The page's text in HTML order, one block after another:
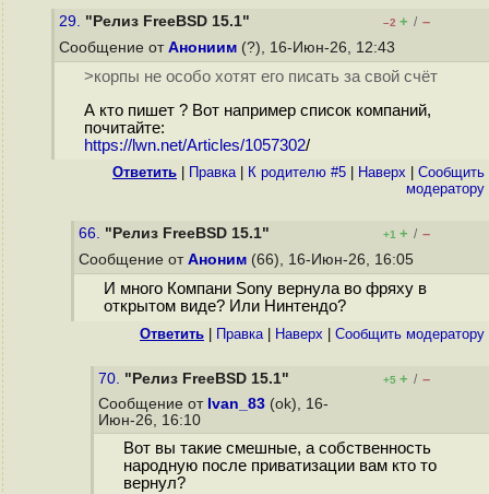
29. "Релиз FreeBSD 15.1" –2 + / –
Сообщение от Анониим (?), 16-Июн-26, 12:43
>корпы не особо хотят его писать за свой счёт
А кто пишет ? Вот например список компаний,
почитайте:
https://lwn.net/Articles/1057302/
Ответить Правка| К родителю #5 Наверх
Cообщить
модератору
66. "Релиз FreeBSD 15.1" +1 + / –
Сообщение от Аноним (66), 16-Июн-26, 16:05
И много Компани Sony вернула во фряху в
открытом виде? Или Нинтендо?
Ответить Правка| Наверх Cообщить модератору
70. "Релиз FreeBSD 15.1" +5 + / –
Сообщение от Ivan_83 (ok), 16-
Июн-26, 16:10
Вот вы такие смешные, а собственность
народную после приватизации вам кто то
вернул?